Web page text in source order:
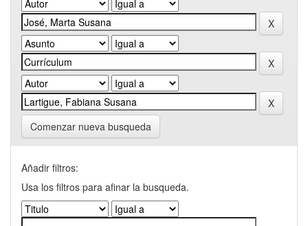
Comenzar nueva busqueda
Añadir filtros:
Usa los filtros para afinar la busqueda.